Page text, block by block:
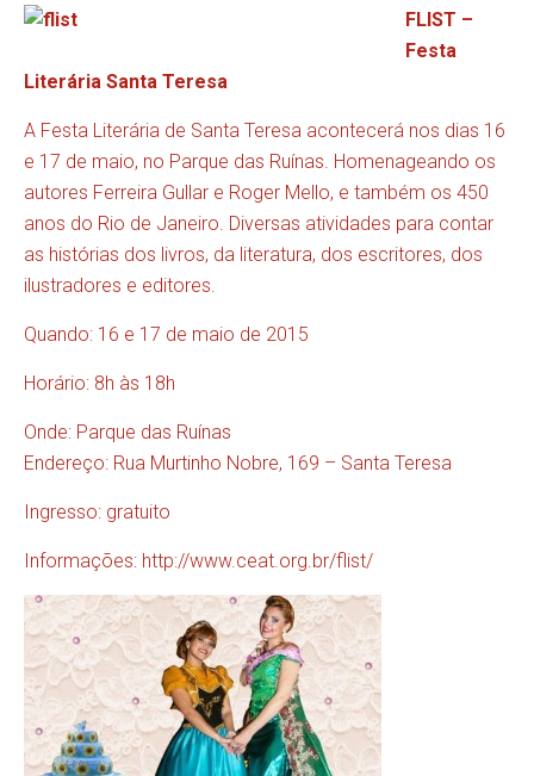
FLIST –
Festa
Literária Santa Teresa
A Festa Literária de Santa Teresa acontecerá nos dias 16
e 17 de maio, no Parque das Ruínas. Homenageando os
autores Ferreira Gullar e Roger Mello, e também os 450
anos do Rio de Janeiro. Diversas atividades para contar
as histórias dos livros, da literatura, dos escritores, dos
ilustradores e editores.
Quando: 16 e 17 de maio de 2015
Horário: 8h às 18h
Onde: Parque das Ruínas
Endereço: Rua Murtinho Nobre, 169 – Santa Teresa
Ingresso: gratuito
Informações: http://www.ceat.org.br/flist/